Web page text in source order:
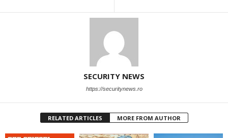
SECURITY NEWS
https://securitynews.ro
RELATED ARTICLES MORE FROM AUTHOR